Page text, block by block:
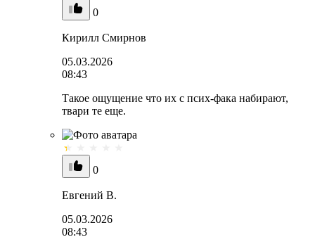
0
Кирилл Смирнов
05.03.2026
08:43
Такое ощущение что их с псих-фака набирают,
твари те еще.
0
Евгений В.
05.03.2026
08:43